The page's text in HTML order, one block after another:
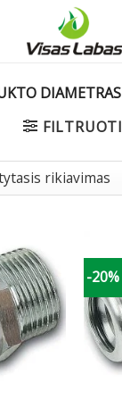
DIAMETRAS
FILTRUOTI
-20%